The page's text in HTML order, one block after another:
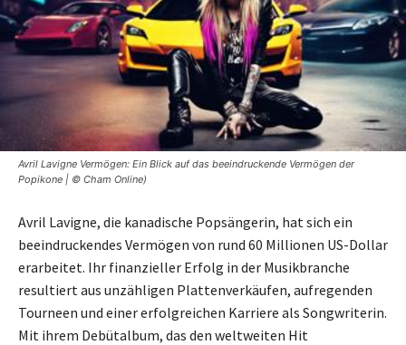
Avril Lavigne Vermögen: Ein Blick auf das beeindruckende Vermögen der
Popikone | © Cham Online)
Avril Lavigne, die kanadische Popsängerin, hat sich ein
beeindruckendes Vermögen von rund 60 Millionen US-Dollar
erarbeitet. Ihr finanzieller Erfolg in der Musikbranche
resultiert aus unzähligen Plattenverkäufen, aufregenden
Tourneen und einer erfolgreichen Karriere als Songwriterin.
Mit ihrem Debütalbum, das den weltweiten Hit